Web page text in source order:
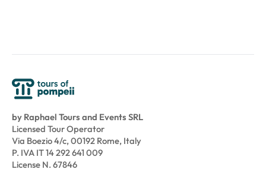
by Raphael Tours and Events SRL
Licensed Tour Operator
Via Boezio 4/c, 00192 Rome, Italy
P. IVA IT 14 292 641 009
License N. 67846